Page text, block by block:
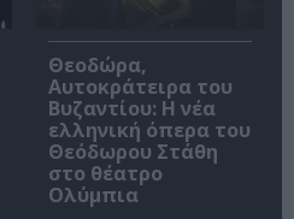
Θεοδώρα,
Αυτοκράτειρα του
Βυζαντίου: Η νέα
ελληνική όπερα του
Θεόδωρου Στάθη
στο θέατρο
Ολύμπια